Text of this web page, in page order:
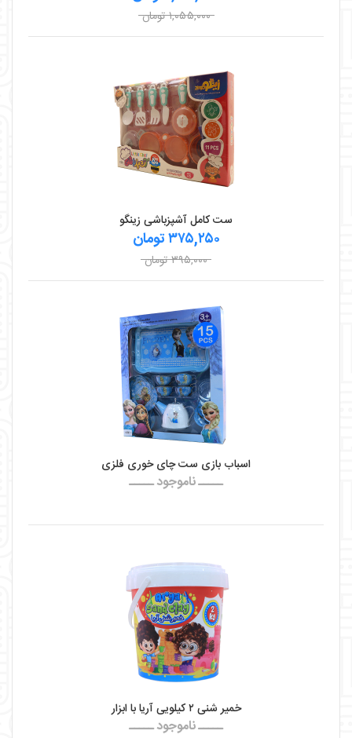
۱,۰۵۵,۰۰۰ تومان
ست کامل آشپزباشی زینگو
۳۷۵,۲۵۰ تومان
۳۹۵,۰۰۰ تومان
اسباب بازی ست چای خوری فلزی
ـــــ ناموجود ـــــ
خمیر شنی ۲ کیلویی آریا با ابزار
ـــــ ناموجود ـــــ